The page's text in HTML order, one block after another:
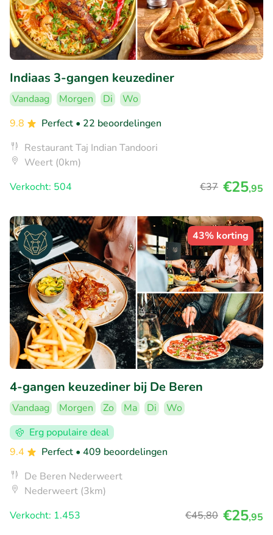
Indiaas 3-gangen keuzediner
Vandaag Morgen Di
Wo
9.8
Perfect • 22 beoordelingen
Restaurant Taj Indian Tandoori
Weert (0km)
Verkocht: 504
€37 €25,95
43% korting
4-gangen keuzediner bij De Beren
Vandaag Morgen Zo Ma Di
Wo
Erg populaire deal
9.4
Perfect • 409 beoordelingen
De Beren Nederweert
Nederweert (3km)
Verkocht: 1.453
€45,80 €25,95